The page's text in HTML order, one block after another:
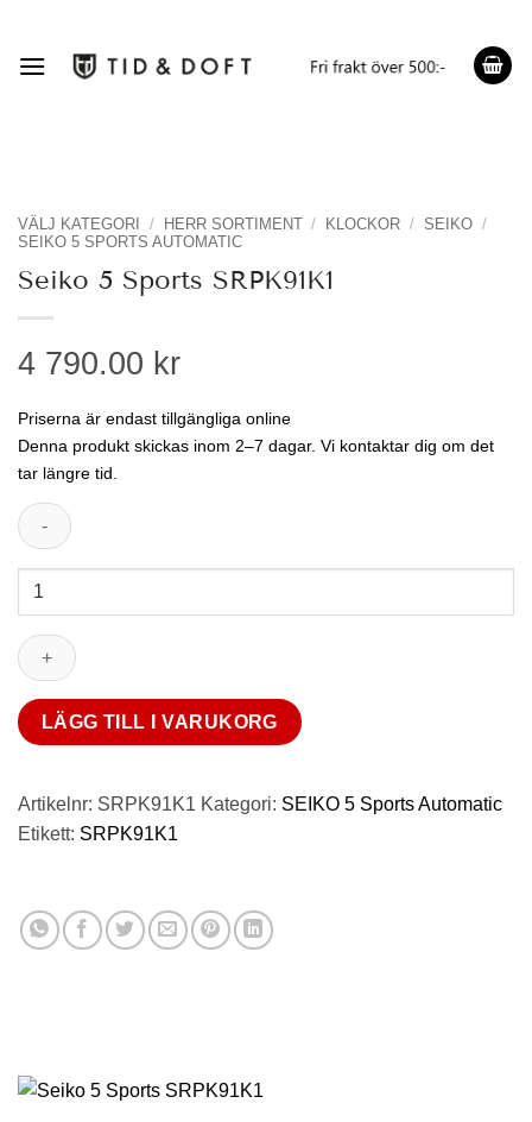
content
VÄLJ KATEGORI / HERR SORTIMENT / KLOCKOR / SEIKO /
SEIKO 5 SPORTS AUTOMATIC
Seiko 5 Sports SRPK91K1
4 790.00 kr
Priserna är endast tillgängliga online
Denna produkt skickas inom 2–7 dagar. Vi kontaktar dig om det
tar längre tid.
Seiko
Sports
SRPK91K1
LÄGG TILL I VARUKORG
Artikelnr: SRPK91K1 Kategori: SEIKO 5 Sports Automatic
Etikett: SRPK91K1